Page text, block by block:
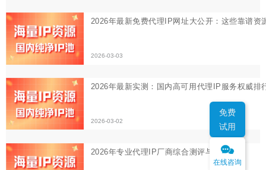
免费
试用
在线咨询